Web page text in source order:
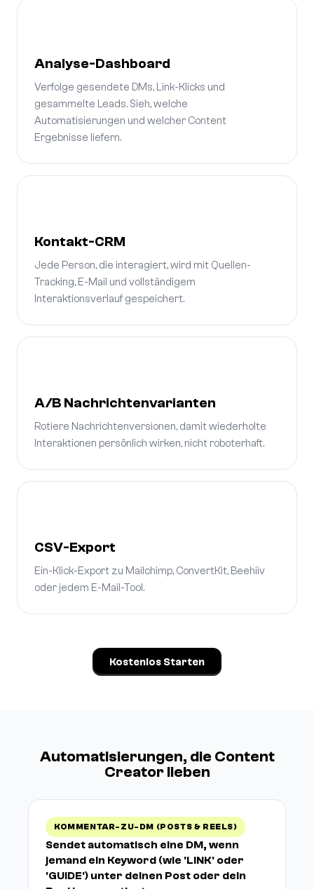
Analyse-Dashboard
Verfolge gesendete DMs, Link-Klicks und
gesammelte Leads. Sieh, welche
Automatisierungen und welcher Content
Ergebnisse liefern.
Kontakt-CRM
Jede Person, die interagiert, wird mit Quellen-
Tracking, E-Mail und vollständigem
Interaktionsverlauf gespeichert.
A/B Nachrichtenvarianten
Rotiere Nachrichtenversionen, damit wiederholte
Interaktionen persönlich wirken, nicht roboterhaft.
CSV-Export
Ein-Klick-Export zu Mailchimp, ConvertKit, Beehiiv
oder jedem E-Mail-Tool.
Kostenlos Starten
Automatisierungen, die Content
Creator lieben
KOMMENTAR-ZU-DM (POSTS & REELS)
Sendet automatisch eine DM, wenn
jemand ein Keyword (wie 'LINK' oder
'GUIDE') unter deinen Post oder dein